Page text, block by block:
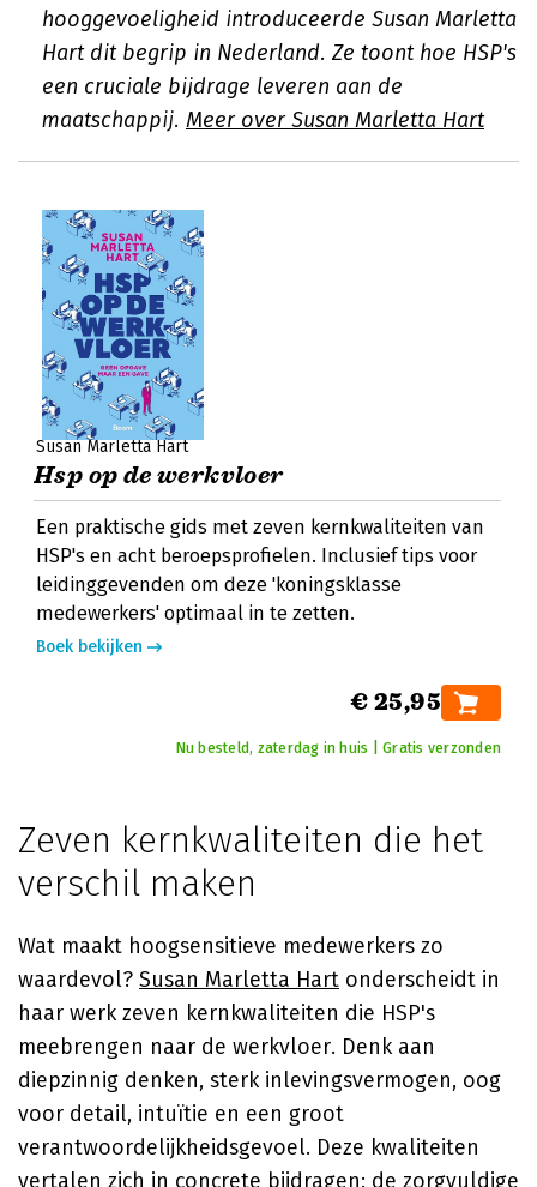
hooggevoeligheid introduceerde Susan Marletta
Hart dit begrip in Nederland. Ze toont hoe HSP's
een cruciale bijdrage leveren aan de
maatschappij. Meer over Susan Marletta Hart
Susan Marletta Hart
Hsp op de werkvloer
Een praktische gids met zeven kernkwaliteiten van
HSP's en acht beroepsprofielen. Inclusief tips voor
leidinggevenden om deze 'koningsklasse
medewerkers' optimaal in te zetten.
Boek bekijken
€ 25,95
Nu besteld, zaterdag in huis | Gratis verzonden
Zeven kernkwaliteiten die het
verschil maken
Wat maakt hoogsensitieve medewerkers zo
waardevol? Susan Marletta Hart onderscheidt in
haar werk zeven kernkwaliteiten die HSP's
meebrengen naar de werkvloer. Denk aan
diepzinnig denken, sterk inlevingsvermogen, oog
voor detail, intuïtie en een groot
verantwoordelijkheidsgevoel. Deze kwaliteiten
vertalen zich in concrete bijdragen: de zorgvuldige